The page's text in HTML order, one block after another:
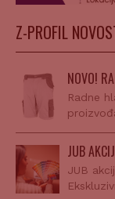
Z-PROFIL
NOVO!
Radne
JUB
JUB